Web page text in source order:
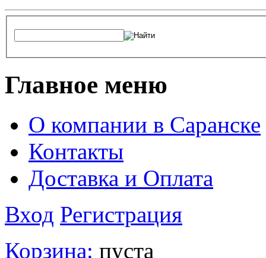
Главное меню
О компании в Саранске
Контакты
Доставка и Оплата
Вход Регистрация
Корзина: пуста